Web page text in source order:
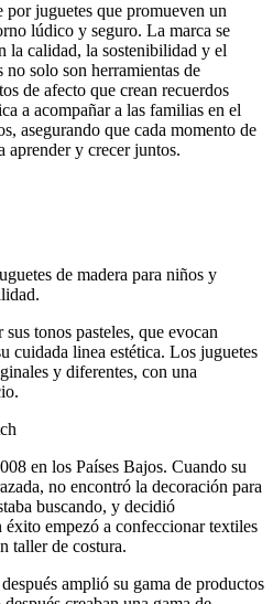
juguetes que promueven un
lúdico y seguro. La marca se
la calidad, la sostenibilidad y el
solo son herramientas de
de afecto que crean recuerdos
a acompañar a las familias en el
asegurando que cada momento de
aprender y crecer juntos.
de madera para niños y
sus tonos pasteles, que evocan
cuidada linea estética. Los juguetes
y diferentes, con una
en los Países Bajos. Cuando su
no encontró la decoración para
buscando, y decidió
empezó a confeccionar textiles
taller de costura.
amplió su gama de productos